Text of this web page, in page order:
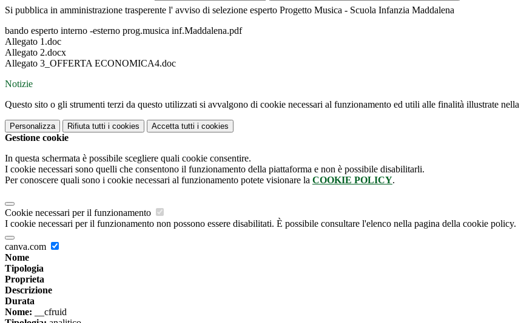
Si pubblica in amministrazione trasperente l' avviso di selezione esperto Progetto Musica - Scuola Infanzia Maddalena
bando esperto interno -esterno prog.musica inf.Maddalena.pdf
Allegato 1.doc
Allegato 2.docx
Allegato 3_OFFERTA ECONOMICA4.doc
Notizie
Questo sito o gli strumenti terzi da questo utilizzati si avvalgono di cookie necessari al funzionamento ed utili alle finalità illustrate nella
Personalizza Rifiuta tutti i cookies Accetta tutti i cookies
Gestione cookie
In questa schermata è possibile scegliere quali cookie consentire.
I cookie necessari sono quelli che consentono il funzionamento della piattaforma e non è possibile disabilitarli.
Per conoscere quali sono i cookie necessari al funzionamento potete visionare la COOKIE POLICY.
Cookie necessari per il funzionamento
I cookie necessari per il funzionamento non possono essere disabilitati. È possibile consultare l'elenco nella pagina della cookie policy.
canva.com
Nome
Tipologia
Proprieta
Descrizione
Durata
Nome: __cfruid